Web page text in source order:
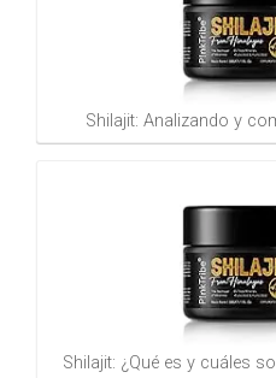
Shilajit: Analizando y
Shilajit: ¿Qué es y cuáles